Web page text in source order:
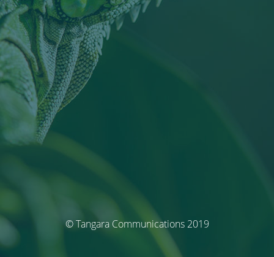
© Tangara Communications 2019